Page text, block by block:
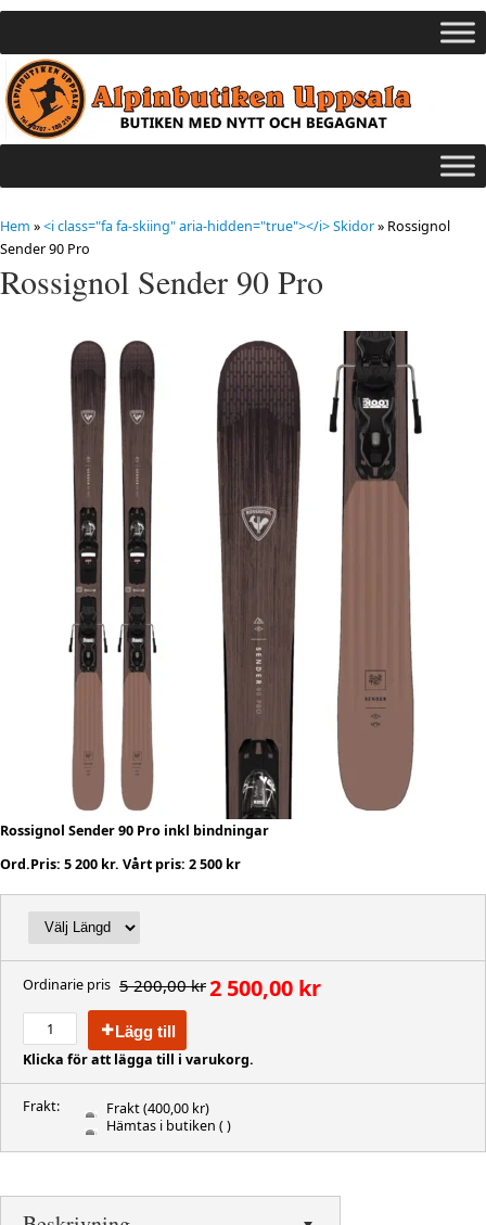
Hem »<i class="fa fa-skiing" aria-hidden="true"></i> Skidor» Rossignol
Sender 90 Pro
Rossignol Sender 90 Pro
Rossignol Sender 90 Pro inkl bindningar
Ord.Pris: 5 200 kr. Vårt pris: 2 500 kr
Ordinarie pris 5 200,00 kr2 500,00 kr
Lägg till
Klicka för att lägga till i varukorg.
Frakt: Frakt(400,00 kr)
Hämtas i butiken ( )